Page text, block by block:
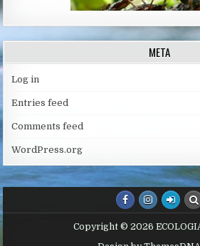
META
Log in
Entries feed
Comments feed
WordPress.org
Copyright © 2026